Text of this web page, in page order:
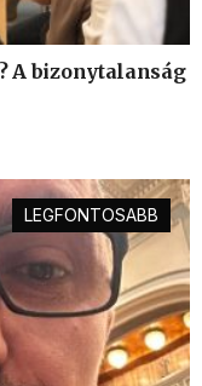
A bizonytalanság
LEGFONTOSABB